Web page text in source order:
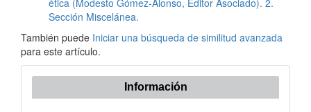
ética (Modesto Gómez-Alonso, Editor Asociado). 2.
Sección Miscelánea.
También puede Iniciar una búsqueda de similitud avanzada
para este artículo.
Información